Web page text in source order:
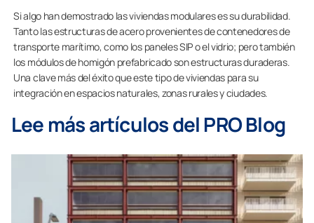
Si algo han demostrado las viviendas modulares es su durabilidad.
Tanto las estructuras de acero provenientes de contenedores de
transporte marítimo, como los paneles SIP o el vidrio; pero también
los módulos de homigón prefabricado son estructuras duraderas.
Una clave más del éxito que este tipo de viviendas para su
integración en espacios naturales, zonas rurales y ciudades.
Lee más artículos del PRO Blog